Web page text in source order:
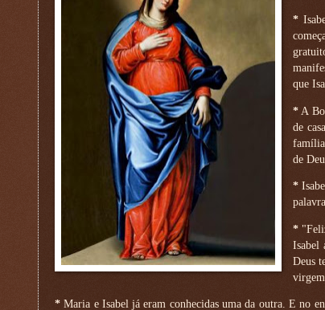
*
que
*A
de
de
*
*
Isabel
Deus
* Maria e Isabel já eram conhecidas uma da outra. E no